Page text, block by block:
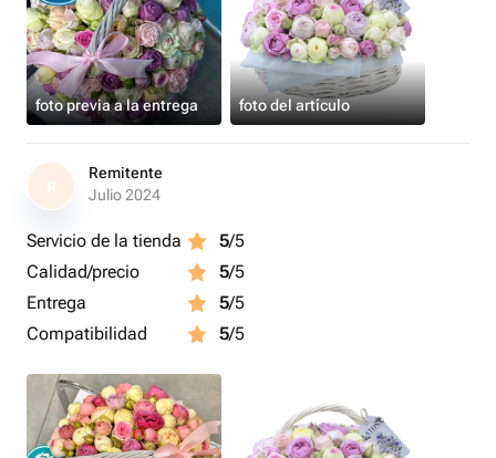
foto previa a la entrega foto del artículo
R
Remitente
Julio 2024
Servicio de la tienda 5/5
Calidad/precio
5/5
Entrega
5/5
Compatibilidad
5/5